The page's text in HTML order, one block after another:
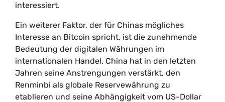
interessiert.
Ein weiterer Faktor, der für Chinas mögliches
Interesse an Bitcoin spricht, ist die zunehmende
Bedeutung der digitalen Währungen im
internationalen Handel. China hat in den letzten
Jahren seine Anstrengungen verstärkt, den
Renminbi als globale Reservewährung zu
etablieren und seine Abhängigkeit vom US-Dollar